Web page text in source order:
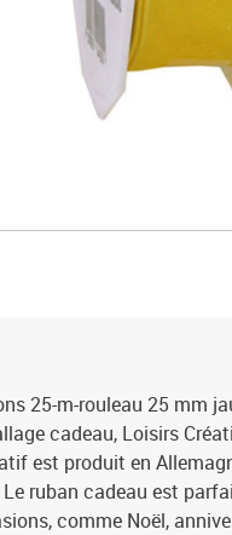
25-m-rouleau 25 mm
cadeau, Loisirs
est produit en
ruban cadeau est
comme Noël,